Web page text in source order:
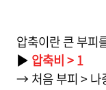
압축이란 큰 부피
▶ 압축비 > 1
→ 처음 부피 > 나